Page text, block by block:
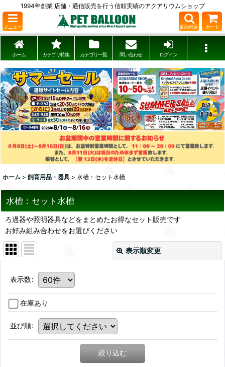
1994年創業 店舗・通信販売を行う信頼実績のアクアリウムショップ
メニュー 商品検索 カート
ホーム カテゴリ特集 カテゴリ一覧 問い合わせ ログイン
ホーム > 飼育用品・器具 > 水槽：セット水槽
水槽：セット水槽
ろ過器や照明器具などをまとめたお得なセット販売です
お好み組み合わせをお選びください
表示順変更
表示数:
在庫あり
並び順:
絞り込む